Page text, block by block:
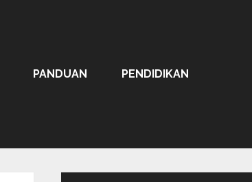
PANDUAN PENDIDIKAN